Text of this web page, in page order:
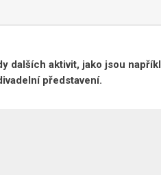
dalších aktivit, jako jsou
představení.